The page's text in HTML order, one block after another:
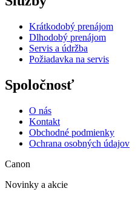
Krátkodobý prenájom
Dlhodobý prenájom
Servis a údržba
Požiadavka na servis
Spoločnosť
O nás
Kontakt
Obchodné podmienky
Ochrana osobných údajov
Canon
Novinky a akcie